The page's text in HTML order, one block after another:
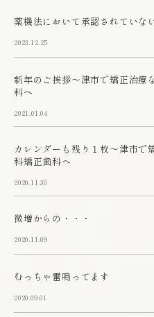
薬機法において承認されていな
2023.12.25
新年のご挨拶～津市で矯正治療
科へ
2021.01.04
カレンダーも残り１枚～津市で
科矯正歯科へ
2020.11.30
微増からの・・・
2020.11.09
むっちゃ雷鳴ってます
2020.09.01